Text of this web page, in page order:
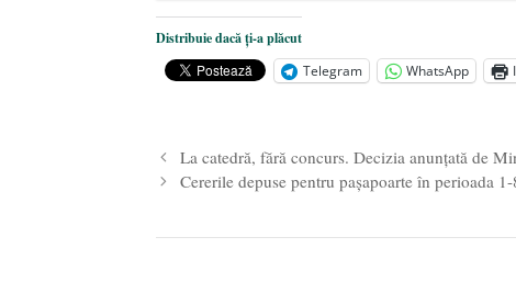
Dezvăluiri cutremurătoare despre
Statul care servește Națiunea - 21
Legea Vexler produce efecte. Bustul
Distribuie dacă ți-a plăcut
Telegram
WhatsApp
La catedră, fără concurs. Decizia anunțată de
Cererile depuse pentru paşapoarte în perioada